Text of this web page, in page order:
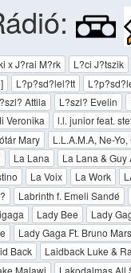
x J?rai M?rk L?ci J?tszik
L?p?sd?lel?tt
Attila L?szl? Evelin
Veronika
l.l. junior feat.
Mary
L.L.A.M.A, Ne-
La Lana La Lana & Guy
La Voix La Work
Labrinth f. Emeli Sandé
Lady Bee Lady
Lady Gaga Ft. Bruno Mars
Back Laidback Luke &
Malawi Lakodalmas All